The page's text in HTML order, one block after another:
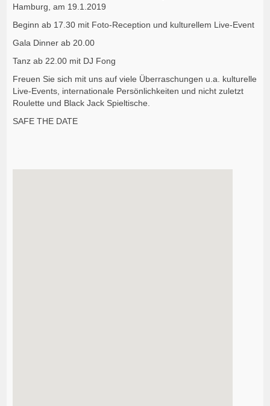
Hamburg, am 19.1.2019
Beginn ab 17.30 mit Foto-Reception und kulturellem Live-Event
Gala Dinner ab 20.00
Tanz ab 22.00 mit DJ Fong
Freuen Sie sich mit uns auf viele Überraschungen u.a. kulturelle
Live-Events, internationale Persönlichkeiten und nicht zuletzt
Roulette und Black Jack Spieltische.
SAFE THE DATE